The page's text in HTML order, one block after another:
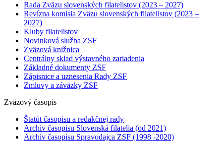
Rada Zväzu slovenských filatelistov (2023 – 2027)
Revízna komisia Zväzu slovenských filatelistov (2023 –
2027)
Kluby filatelistov
Novinková služba ZSF
Zväzová knižnica
Centrálny sklad výstavného zariadenia
Základné dokumenty ZSF
Zápisnice a uznesenia Rady ZSF
Zmluvy a záväzky ZSF
Zväzový časopis
Štatút časopisu a redakčnej rady
Archív časopisu Slovenská filatelia (od 2021)
Archív časopisu Spravodajca ZSF (1998 -2020)